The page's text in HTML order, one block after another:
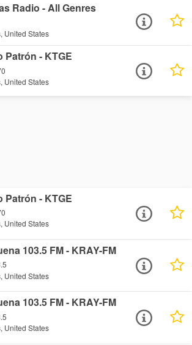
Radio - All Genres
United States
Patrón - KTGE
United States
Patrón - KTGE
United States
103.5 FM - KRAY-FM
United States
103.5 FM - KRAY-FM
United States